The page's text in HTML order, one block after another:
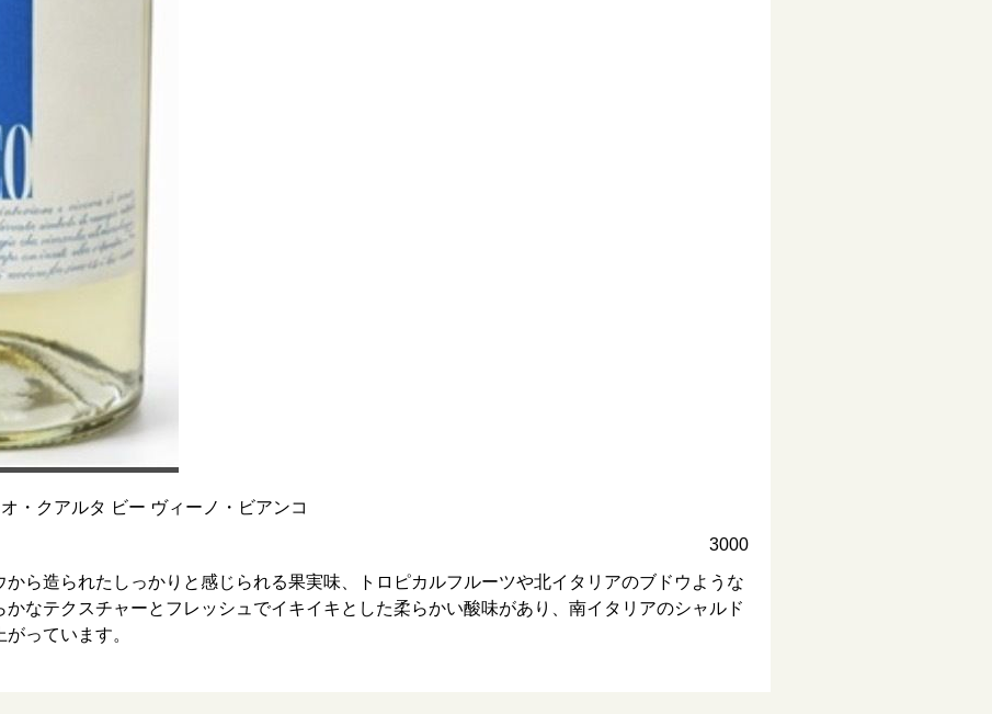
・クアルタ ビー ヴィーノ・ビアンコ
3000
から造られたしっかりと感じられる果実味、トロピカルフルーツや北イタリアのブドウような
なテクスチャーとフレッシュでイキイキとした柔らかい酸味があり、南イタリアのシャルド
っています。